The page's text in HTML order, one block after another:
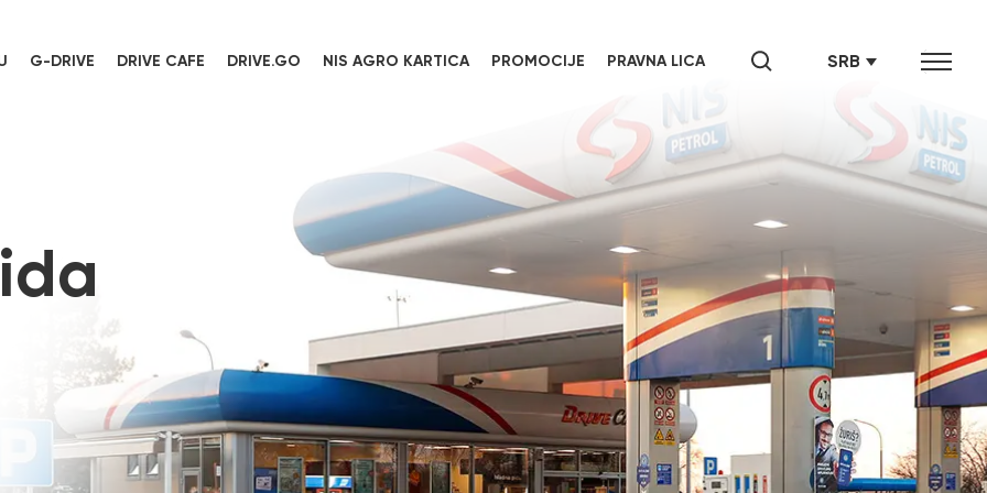
G-DRIVE DRIVE CAFE DRIVE.GO NIS AGRO KARTICA PROMOCIJE PRAVNA LICA SRB